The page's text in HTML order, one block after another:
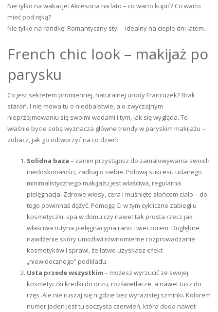
Nie tylko na wakacje: Akcesoria na lato – co warto kupić? Co warto
mieć pod ręką?
Nie tylko na randkę: Romantyczny styl – idealny na ciepłe dni latem.
French chic look – makijaż po
parysku
Co jest sekretem promiennej, naturalnej urody Francuzek? Brak
starań. I nie mowa tu o niedbalstwie, a o zwyczajnym
nieprzejmowaniu się swoimi wadami i tym, jak się wygląda. To
właśnie bycie sobą wyznacza główne trendy w paryskim makijażu –
zobacz, jak go odtworzyć na co dzień:
Solidna baza – zanim przystąpisz do zamalowywania swoich
niedoskonałości, zadbaj o siebie. Połową sukcesu udanego
minimalistycznego makijażu jest właściwa, regularna
pielęgnacja. Zdrowe włosy, cera i muśnięte słońcem ciało – do
tego powinnaś dążyć. Pomogą Ci w tym cykliczne zabiegi u
kosmetyczki, spa w domu czy nawet tak prosta rzecz jak
właściwa rutyna pielęgnacyjna rano i wieczorem. Dogłębne
nawilżenie skóry umożliwi równomierne rozprowadzanie
kosmetyków i sprawi, że łatwo uzyskasz efekt
„niewidocznego” podkładu.
Usta przede wszystkim – możesz wyrzucić ze swojej
kosmetyczki kredki do oczu, rozświetlacze, a nawet tusz do
rzęs. Ale nie ruszaj się nigdzie bez wyrazistej szminki. Kolorem
numer jeden jest tu soczysta czerwień, która doda nawet